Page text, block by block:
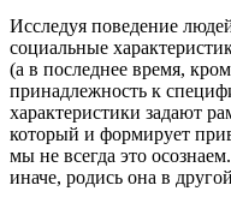
Исследуя поведение
социальные
(а в последнее время,
принадлежность к
характеристики задают
который и формирует
мы не всегда это
иначе, родись она в